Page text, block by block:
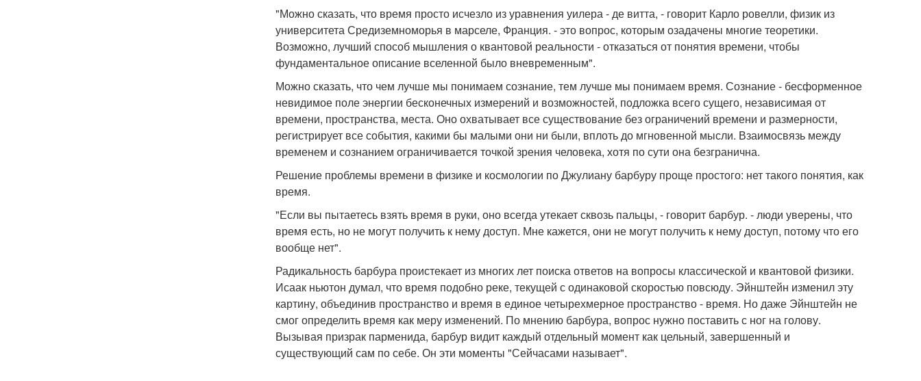
"Можно сказать, что время просто исчезло из уравнения уилера - де витта, - говорит Карло ровелли, физик из
университета Средиземноморья в марселе, Франция. - это вопрос, которым озадачены многие теоретики.
Возможно, лучший способ мышления о квантовой реальности - отказаться от понятия времени, чтобы
фундаментальное описание вселенной было вневременным".
Можно сказать, что чем лучше мы понимаем сознание, тем лучше мы понимаем время. Сознание - бесформенное
невидимое поле энергии бесконечных измерений и возможностей, подложка всего сущего, независимая от
времени, пространства, места. Оно охватывает все существование без ограничений времени и размерности,
регистрирует все события, какими бы малыми они ни были, вплоть до мгновенной мысли. Взаимосвязь между
временем и сознанием ограничивается точкой зрения человека, хотя по сути она безгранична.
Решение проблемы времени в физике и космологии по Джулиану барбуру проще простого: нет такого понятия, как
время.
"Если вы пытаетесь взять время в руки, оно всегда утекает сквозь пальцы, - говорит барбур. - люди уверены, что
время есть, но не могут получить к нему доступ. Мне кажется, они не могут получить к нему доступ, потому что его
вообще нет".
Радикальность барбура проистекает из многих лет поиска ответов на вопросы классической и квантовой физики.
Исаак ньютон думал, что время подобно реке, текущей с одинаковой скоростью повсюду. Эйнштейн изменил эту
картину, объединив пространство и время в единое четырехмерное пространство - время. Но даже Эйнштейн не
смог определить время как меру изменений. По мнению барбура, вопрос нужно поставить с ног на голову.
Вызывая призрак парменида, барбур видит каждый отдельный момент как цельный, завершенный и
существующий сам по себе. Он эти моменты "Сейчасами называет".